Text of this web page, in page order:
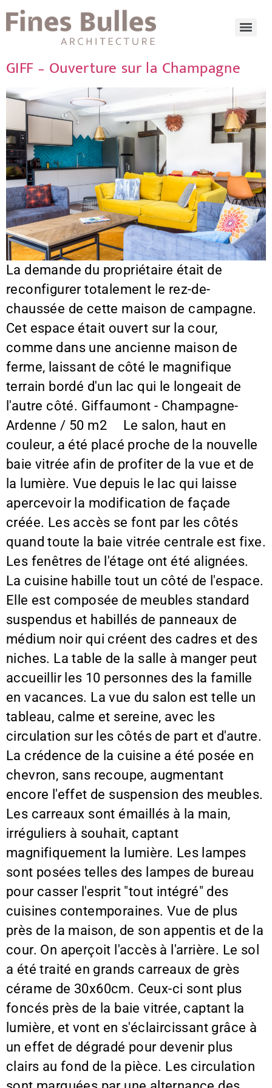
GIFF – Ouverture sur la Champagne
La demande du propriétaire était de
reconfigurer totalement le rez-de-
chaussée de cette maison de campagne.
Cet espace était ouvert sur la cour,
comme dans une ancienne maison de
ferme, laissant de côté le magnifique
terrain bordé d'un lac qui le longeait de
l'autre côté. Giffaumont - Champagne-
Ardenne / 50 m2 Le salon, haut en
couleur, a été placé proche de la nouvelle
baie vitrée afin de profiter de la vue et de
la lumière. Vue depuis le lac qui laisse
apercevoir la modification de façade
créée. Les accès se font par les côtés
quand toute la baie vitrée centrale est fixe.
Les fenêtres de l'étage ont été alignées.
La cuisine habille tout un côté de l'espace.
Elle est composée de meubles standard
suspendus et habillés de panneaux de
médium noir qui créent des cadres et des
niches. La table de la salle à manger peut
accueillir les 10 personnes des la famille
en vacances. La vue du salon est telle un
tableau, calme et sereine, avec les
circulation sur les côtés de part et d'autre.
La crédence de la cuisine a été posée en
chevron, sans recoupe, augmentant
encore l'effet de suspension des meubles.
Les carreaux sont émaillés à la main,
irréguliers à souhait, captant
magnifiquement la lumière. Les lampes
sont posées telles des lampes de bureau
pour casser l'esprit "tout intégré" des
cuisines contemporaines. Vue de plus
près de la maison, de son appentis et de la
cour. On aperçoit l'accès à l'arrière. Le sol
a été traité en grands carreaux de grès
cérame de 30x60cm. Ceux-ci sont plus
foncés près de la baie vitrée, captant la
lumière, et vont en s'éclaircissant grâce à
un effet de dégradé pour devenir plus
clairs au fond de la pièce. Les circulation